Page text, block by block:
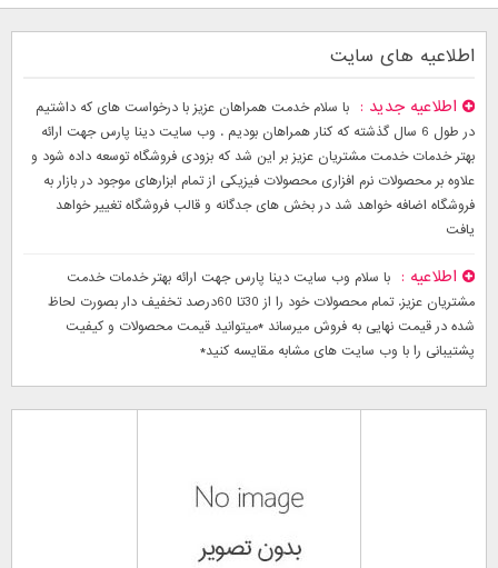
اطلاعیه های سایت
اطلاعیه جدید
با سلام خدمت همراهان عزیز با درخواست های که داشتیم
در طول 6 سال گذشته که کنار همراهان بودیم . وب سایت دینا پارس جهت ارائه
بهتر خدمات خدمت مشتریان عزیز بر این شد که بزودی فروشگاه توسعه داده شود و
علاوه بر محصولات نرم افزاری محصولات فیزیکی از تمام ابزارهای موجود در بازار به
فروشگاه اضافه خواهد شد در بخش های جدگانه و قالب فروشگاه تغییر خواهد
یافت
اطلاعیه
با سلام وب سایت دینا پارس جهت ارائه بهتر خدمات خدمت
مشتریان عزیز. تمام محصولات خود را از 30تا 60درصد تخفیف دار بصورت لحاظ
شده در قیمت نهایی به فروش میرساند *میتوانید قیمت محصولات و کیفیت
پشتیبانی را با وب سایت های مشابه مقایسه کنید*